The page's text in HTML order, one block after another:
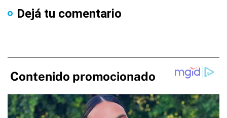
Dejá tu comentario